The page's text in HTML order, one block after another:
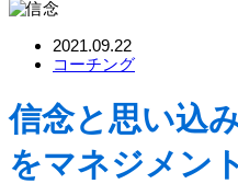
2021.09.22
コーチング
信念と思い込
をマネジメン